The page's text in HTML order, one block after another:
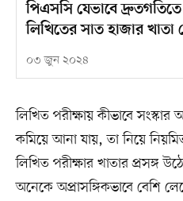
পিএসসি যেভাবে
লিখিতের সাত হাজার খাতা
০৩ জুন ২০২৪
লিখিত পরীক্ষায় কীভাবে
কমিয়ে আনা যায়, তা নিয়ে
লিখিত পরীক্ষার খাতার প্রসঙ্গ
অনেকে অপ্রাসঙ্গিকভাবে বেশি